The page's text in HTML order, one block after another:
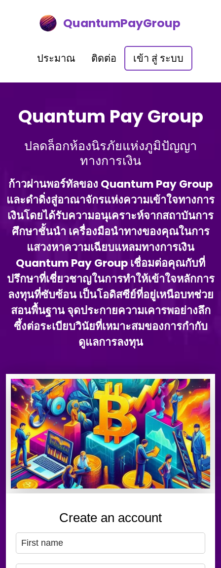
QuantumPayGroup
ประมาณ ติดต่อ เข้า สู่ ระบบ
Quantum Pay Group
ปลดล็อกห้องนิรภัยแห่งภูมิปัญญา
ทางการเงิน
ก้าวผ่านพอร์ทัลของ Quantum Pay Group
และดําดิ่งสู่อาณาจักรแห่งความเข้าใจทางการ
เงินโดยได้รับความอนุเคราะห์จากสถาบันการ
ศึกษาชั้นนํา เครื่องมือนําทางของคุณในการ
แสวงหาความเฉียบแหลมทางการเงิน
Quantum Pay Group เชื่อมต่อคุณกับที่
ปรึกษาที่เชี่ยวชาญในการทําให้เข้าใจหลักการ
ลงทุนที่ซับซ้อน เป็นโอดิสซีย์ที่อยู่เหนือบทช่วย
สอนพื้นฐาน จุดประกายความเคารพอย่างลึก
ซึ้งต่อระเบียบวินัยที่เหมาะสมของการกํากับ
ดูแลการลงทุน